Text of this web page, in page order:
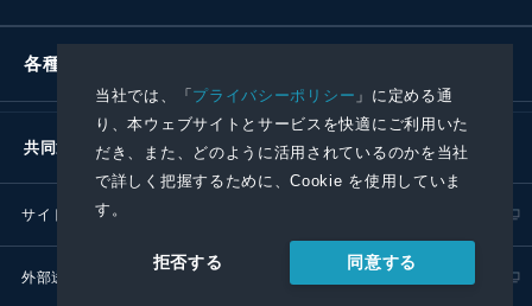
当社では、「プライバシーポリシー 」に定める通
り、本ウェブサイトとサービスを快適にご利用いた
だき、また、どのように活用されているのかを当社
で詳しく把握するために、Cookie を使用していま
す。
拒否する 同意する
各種お問い合わせ
共同通信社グループ
サイトポリシー
外部送信ポリシー